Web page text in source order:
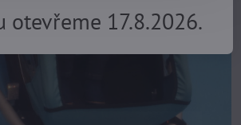
otevřeme 17.8.2026.